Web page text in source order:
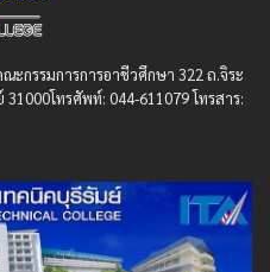
กรรมการการอาชีวศึกษา 322 ถ.จิระ
31000โทรศัพท์: 044-611079 โทรสาร: